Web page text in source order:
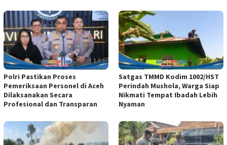
Polri Pastikan Proses
Pemeriksaan Personel di Aceh
Dilaksanakan Secara
Profesional dan Transparan
Satgas TMMD Kodim 1002/HST
Perindah Mushola, Warga Siap
Nikmati Tempat Ibadah Lebih
Nyaman